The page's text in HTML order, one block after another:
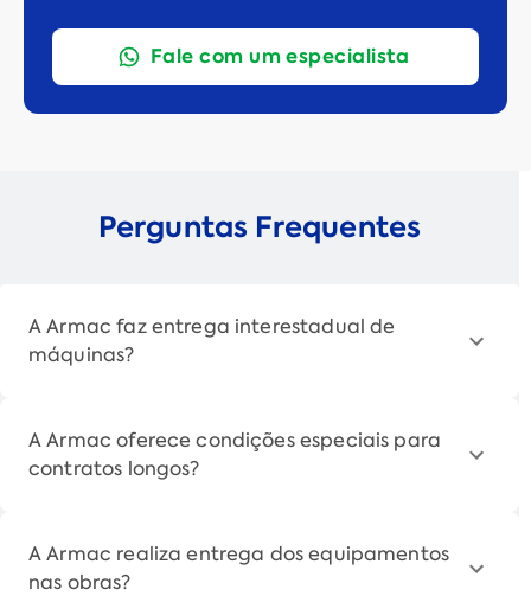
Fale com um especialista
Perguntas Frequentes
A Armac faz entrega interestadual de
máquinas?
A Armac oferece condições especiais para
contratos longos?
A Armac realiza entrega dos equipamentos
nas obras?